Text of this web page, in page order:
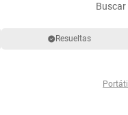
Buscar
Resueltas